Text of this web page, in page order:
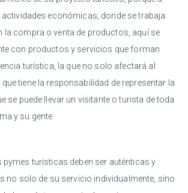
económicas, donde se trabaja
la compra o venta de productos, aquí se
con productos y servicios que forman
turística, la que no solo afectará al
tiene la responsabilidad de representar la
se puede llevar un visitante o turista de toda
y su gente.
pymes turísticas deben ser auténticas y
no solo de su servicio individualmente, sino